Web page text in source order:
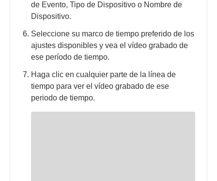
de Evento, Tipo de Dispositivo o Nombre de
Dispositivo.
Seleccione su marco de tiempo preferido de los
ajustes disponibles y vea el vídeo grabado de
ese período de tiempo.
Haga clic en cualquier parte de la línea de
tiempo para ver el vídeo grabado de ese
periodo de tiempo.